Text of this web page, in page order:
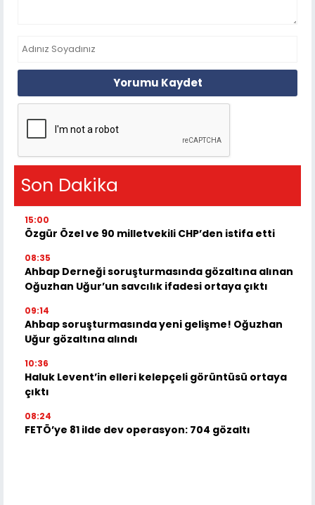
Yorumu Kaydet
Son Dakika
15:00
Özgür Özel ve 90 milletvekili CHP’den istifa etti
08:35
Ahbap Derneği soruşturmasında gözaltına alınan
Oğuzhan Uğur’un savcılık ifadesi ortaya çıktı
09:14
Ahbap soruşturmasında yeni gelişme! Oğuzhan
Uğur gözaltına alındı
10:36
Haluk Levent’in elleri kelepçeli görüntüsü ortaya
çıktı
08:24
FETÖ’ye 81 ilde dev operasyon: 704 gözaltı